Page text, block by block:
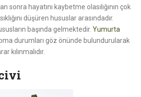
sonra hayatını kaybetme olasılığının çok
düşüren hususlar arasındadır.
başında gelmektedir. Yumurta
durumları göz önünde bulundurularak
kılınmalıdır.